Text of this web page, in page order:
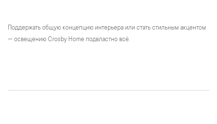
Поддержать общую концепцию интерьера или стать стильным акцентом
— освещению Crosby Home подвластно всё.